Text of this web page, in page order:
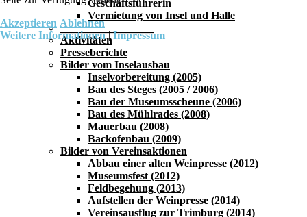
Geschäftsführerin
Vermietung von Insel und Halle
_________________
Aktivitäten
Presseberichte
Bilder vom Inselausbau
Inselvorbereitung (2005)
Bau des Steges (2005 / 2006)
Bau der Museumsscheune (2006)
Bau des Mühlrades (2008)
Mauerbau (2008)
Backofenbau (2009)
Bilder von Vereinsaktionen
Abbau einer alten Weinpresse (2012)
Museumsfest (2012)
Feldbegehung (2013)
Aufstellen der Weinpresse (2014)
Vereinsausflug zur Trimburg (2014)
Akzeptieren Ablehnen
Weitere Informationen|Impressum